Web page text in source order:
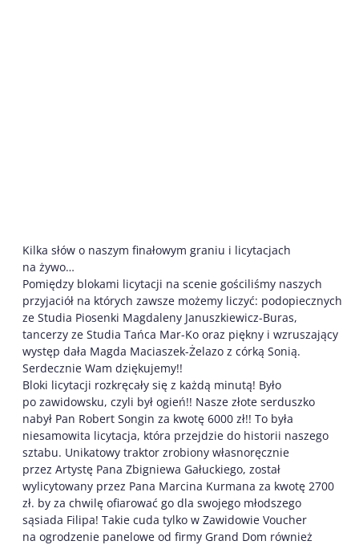
Kilka słów o naszym finałowym graniu i licytacjach
na żywo…
Pomiędzy blokami licytacji na scenie gościliśmy naszych
przyjaciół na których zawsze możemy liczyć: podopiecznych
ze Studia Piosenki Magdaleny Januszkiewicz-Buras,
tancerzy ze Studia Tańca Mar-Ko oraz piękny i wzruszający
występ dała Magda Maciaszek-Żelazo z córką Sonią.
Serdecznie Wam dziękujemy!!
Bloki licytacji rozkręcały się z każdą minutą! Było
po zawidowsku, czyli był ogień!! Nasze złote serduszko
nabył Pan Robert Songin za kwotę 6000 zł!! To była
niesamowita licytacja, która przejdzie do historii naszego
sztabu. Unikatowy traktor zrobiony własnoręcznie
przez Artystę Pana Zbigniewa Gałuckiego, został
wylicytowany przez Pana Marcina Kurmana za kwotę 2700
zł. by za chwilę ofiarować go dla swojego młodszego
sąsiada Filipa! Takie cuda tylko w Zawidowie Voucher
na ogrodzenie panelowe od firmy Grand Dom również